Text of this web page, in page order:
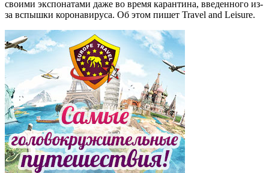
своими экспонатами даже во время карантина, введенного из-
за вспышки коронавируса. Об этом пишет Travel and Leisure.